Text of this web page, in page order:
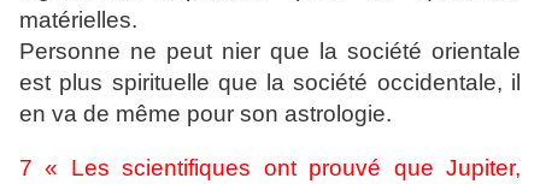
matérielles.
Personne ne peut nier que la société orientale
est plus spirituelle que la société occidentale, il
en va de même pour son astrologie.
7 « Les scientifiques ont prouvé que Jupiter,